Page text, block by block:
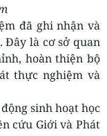
đã ghi nhận và
Đây là cơ sở quan
hoàn thiện bộ
thực nghiệm và
sinh hoạt học
cứu Giới và Phát